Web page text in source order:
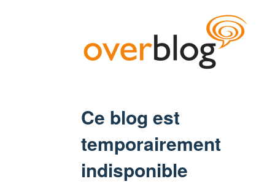
Ce blog est
temporairement
indisponible